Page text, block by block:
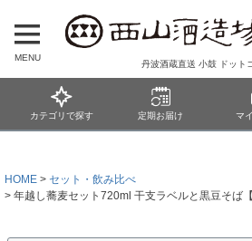
MENU
丹波酒蔵直送 小鼓 ドット
カテゴリで探す 定期お届け マ
HOME
セット・飲み比べ
年越し蕎麦セット720ml 干支ラベルと黒豆そば